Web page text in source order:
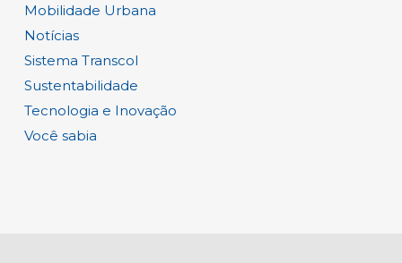
Mobilidade Urbana
Notícias
Sistema Transcol
Sustentabilidade
Tecnologia e Inovação
Você sabia